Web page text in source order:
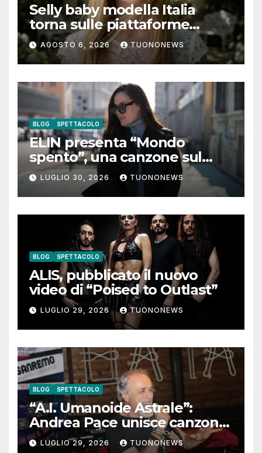
Selly baby modella Italia
torna sulle piattaforme
digitali con “Luna lei mi
guarda”
AGOSTO 6, 2026 TUONONEWS
BLOG SPETTACOLO
ELIN presenta “Mondo
spento”, una canzone sul
coraggio di lasciare andare i
pensieri negativi
LUGLIO 30, 2026 TUONONEWS
BLOG SPETTACOLO
ALIS, pubblicato il nuovo
video di “Poised to Outlast”
LUGLIO 29, 2026 TUONONEWS
BLOG SPETTACOLO
“A.I. Umanoide Astrale”:
Andrea Pace unisce canzone
d’autore e ricerca
LUGLIO 29, 2026 TUONONEWS